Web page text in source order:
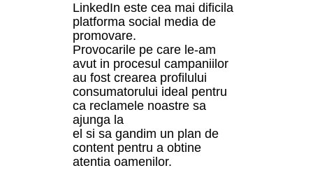
LinkedIn este cea mai dificila
platforma social media de
promovare.
Provocarile pe care le-am
avut in procesul campaniilor
au fost crearea profilului
consumatorului ideal pentru
ca reclamele noastre sa
ajunga la
el si sa gandim un plan de
content pentru a obtine
atentia oamenilor.